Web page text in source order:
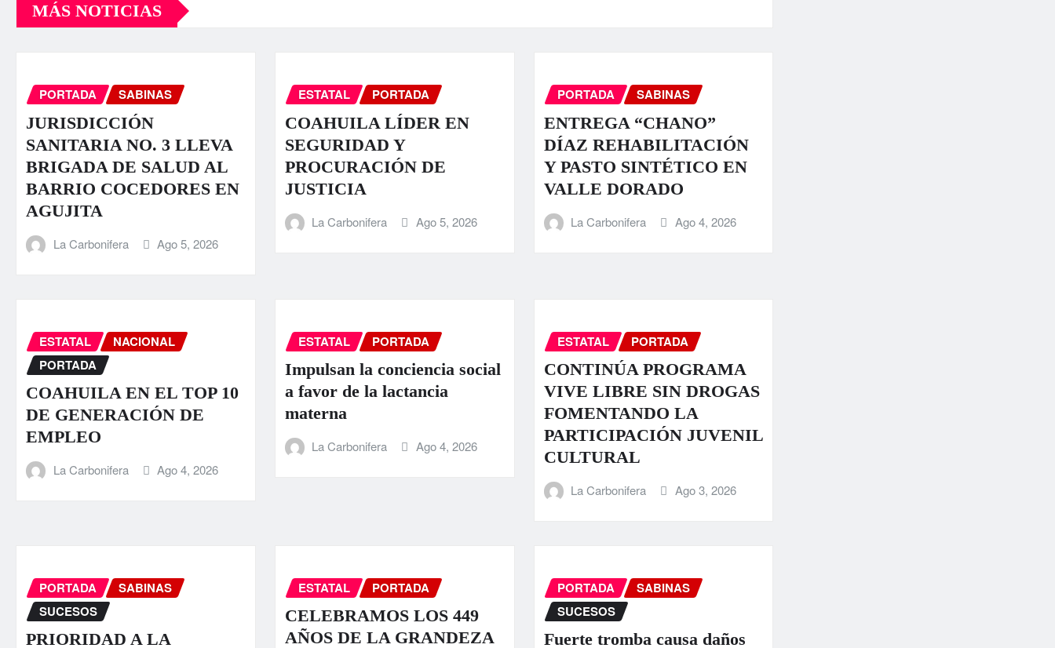
MÁS NOTICIAS
PORTADA SABINAS
JURISDICCIÓN
SANITARIA NO. 3 LLEVA
BRIGADA DE SALUD AL
BARRIO COCEDORES EN
AGUJITA
La Carbonifera Ago 5, 2026
ESTATAL PORTADA
COAHUILA LÍDER EN
SEGURIDAD Y
PROCURACIÓN DE
JUSTICIA
La Carbonifera Ago 5, 2026
PORTADA SABINAS
ENTREGA “CHANO”
DÍAZ REHABILITACIÓN
Y PASTO SINTÉTICO EN
VALLE DORADO
La Carbonifera Ago 4, 2026
ESTATAL
NACIONAL
PORTADA
COAHUILA EN EL TOP 10
DE GENERACIÓN DE
EMPLEO
La Carbonifera Ago 4, 2026
ESTATAL PORTADA
Impulsan la conciencia social
a favor de la lactancia
materna
La Carbonifera Ago 4, 2026
ESTATAL PORTADA
CONTINÚA PROGRAMA
VIVE LIBRE SIN DROGAS
FOMENTANDO LA
PARTICIPACIÓN JUVENIL
CULTURAL
La Carbonifera Ago 3, 2026
PORTADA
SABINAS
SUCESOS
PRIORIDAD A LA
ESTATAL PORTADA
CELEBRAMOS LOS 449
AÑOS DE LA GRANDEZA
PORTADA
SABINAS
SUCESOS
Fuerte tromba causa daños